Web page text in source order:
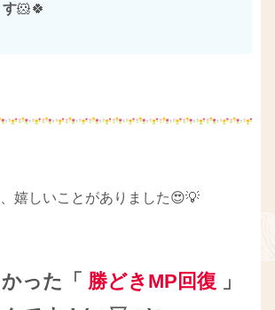
す🐹🍀
嬉しいことがありました😍💡
った「 勝どきMP回復 」